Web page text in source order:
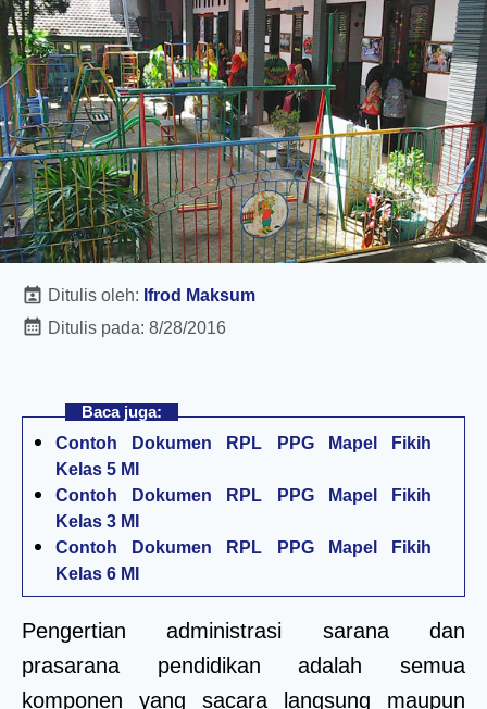
Ditulis oleh: Ifrod Maksum
Ditulis pada: 8/28/2016
Baca juga:
Contoh Dokumen RPL PPG Mapel Fikih
Kelas 5 MI
Contoh Dokumen RPL PPG Mapel Fikih
Kelas 3 MI
Contoh Dokumen RPL PPG Mapel Fikih
Kelas 6 MI
Pengertian administrasi sarana dan
prasarana pendidikan adalah semua
komponen yang sacara langsung maupun